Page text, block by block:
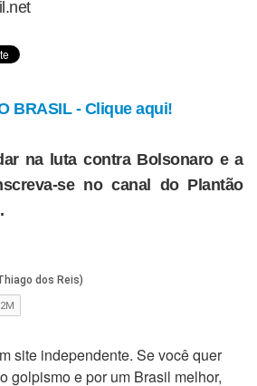
BRASIL - Clique aqui!
na luta contra Bolsonaro e a
se no canal do Plantão
site independente. Se você quer
golpismo e por um Brasil melhor,